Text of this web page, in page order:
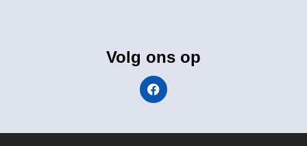
Volg ons op